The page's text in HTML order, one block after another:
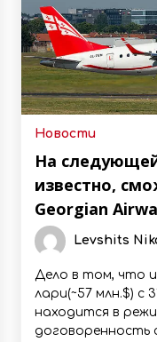
Новости
На
известно,
Georgian
деятельность
Levshits
Дело в том, что
лари(~57 млн.$) с
находится в
договоренность